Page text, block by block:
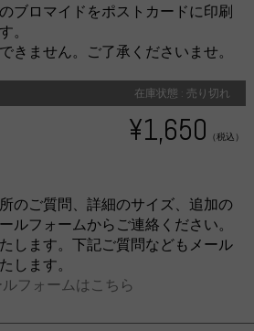
ブロマイドをポストカードに印刷
。
きません。ご了承くださいませ。
在庫状態 : 売り切れ
¥1,650 （税込）
のご質問、詳細のサイズ、追加の
ルフォームからご連絡ください。
します。下記ご質問などもメール
します。
フォームはこちら